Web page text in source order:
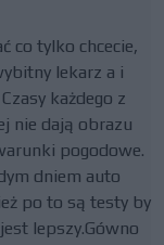
co tylko chcecie,
lekarz a i
każdego z
nie dają obrazu
pogodowe.
dniem auto
po to są testy by
lepszy.Gówno